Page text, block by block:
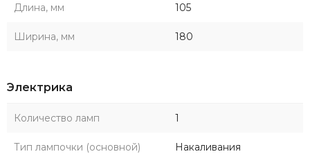
Длина, мм 105
Ширина, мм 180
Электрика
Количество ламп 1
Тип лампочки (основной) Накаливания